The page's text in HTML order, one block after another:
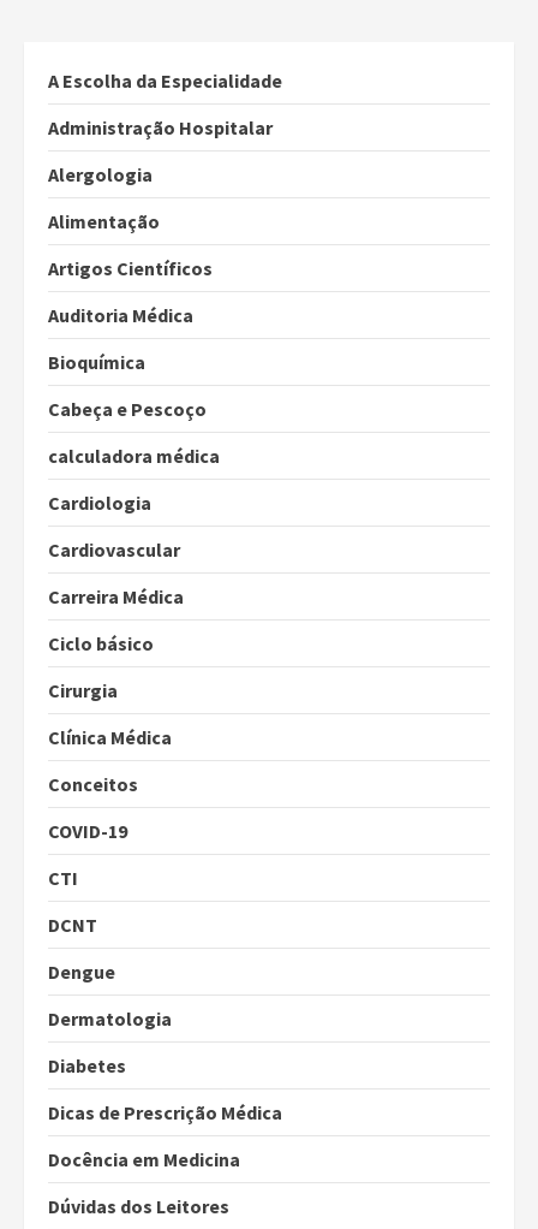
A Escolha da Especialidade
Administração Hospitalar
Alergologia
Alimentação
Artigos Científicos
Auditoria Médica
Bioquímica
Cabeça e Pescoço
calculadora médica
Cardiologia
Cardiovascular
Carreira Médica
Ciclo básico
Cirurgia
Clínica Médica
Conceitos
COVID-19
CTI
DCNT
Dengue
Dermatologia
Diabetes
Dicas de Prescrição Médica
Docência em Medicina
Dúvidas dos Leitores